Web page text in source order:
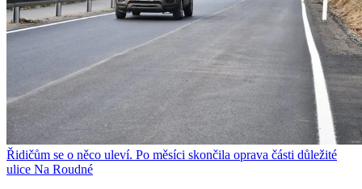
Řidičům se o něco uleví. Po měsíci skončila oprava části důležité
ulice Na Roudné